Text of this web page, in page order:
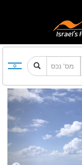
Previous